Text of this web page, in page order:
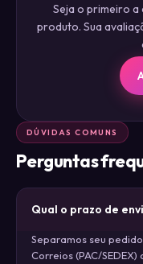
Seja o primeiro
produto. Sua
DÚVIDAS COMUNS
Perguntas
Qual o prazo de
Separamos seu
Correios (PAC/